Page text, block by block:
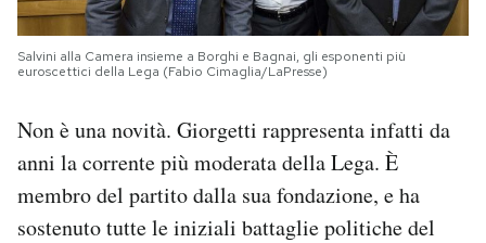
Salvini alla Camera insieme a Borghi e Bagnai, gli esponenti più
euroscettici della Lega (Fabio Cimaglia/LaPresse)
Non è una novità. Giorgetti rappresenta infatti da
anni la corrente più moderata della Lega. È
membro del partito dalla sua fondazione, e ha
sostenuto tutte le iniziali battaglie politiche del